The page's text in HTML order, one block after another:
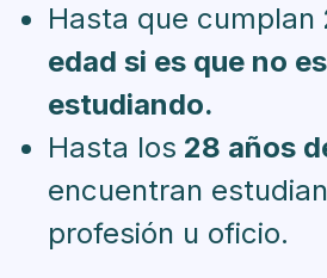
Hasta que cumplan
edad si es que no
estudiando.
Hasta los 28 años
encuentran
profesión u oficio.